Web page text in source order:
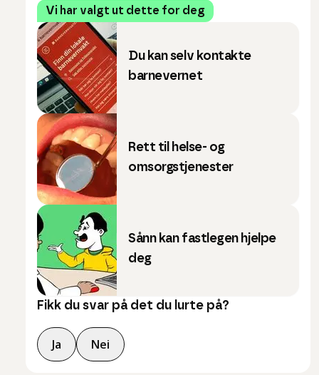
Vi har valgt ut dette for deg
Du kan selv kontakte
barnevernet
Rett til helse- og
omsorgstjenester
Sånn kan fastlegen hjelpe
deg
Fikk du svar på det du lurte på?
Ja Nei